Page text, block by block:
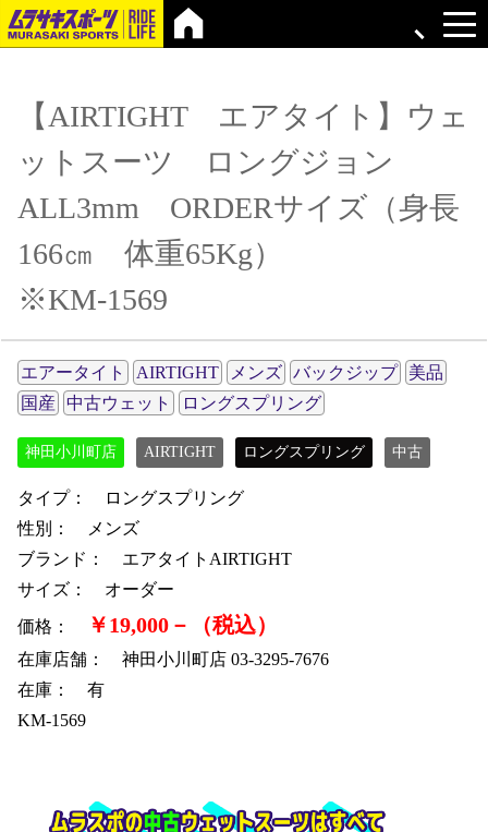
【AIRTIGHT エアタイト】ウェ
ットスーツ ロングジョン
ALL3mm ORDERサイズ（身長
166㎝ 体重65Kg）
※KM-1569
エアータイト AIRTIGHT メンズ バックジップ
美品
国産 中古ウェット ロングスプリング
神田小川町店 AIRTIGHT ロングスプリング 中古
タイプ： ロングスプリング
性別： メンズ
ブランド： エアタイトAIRTIGHT
サイズ： オーダー
価格：
￥19,000－（税込）
在庫店舗： 神田小川町店 03-3295-7676
在庫： 有
KM-1569